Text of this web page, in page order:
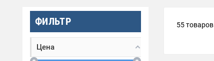
ФИЛЬТР
Цена
55 товаров